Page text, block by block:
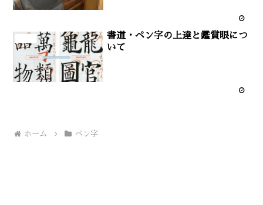
書道・ペン字の上達と鑑賞眼につ
いて
ホーム ペン字